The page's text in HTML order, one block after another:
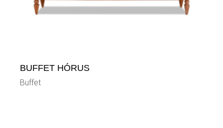
BUFFET HÓRUS
Buffet